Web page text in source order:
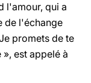
l'amour, qui a
de l'échange
promets de te
est appelé à